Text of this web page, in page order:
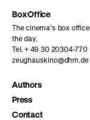
Box Office
The cinema’s box
the day.
Tel. + 49 30 20304-770
zeughauskino@dhm.de
Authors
Press
Contact